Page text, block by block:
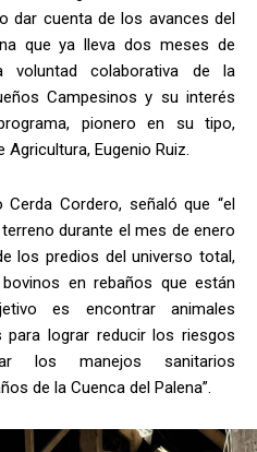
dar cuenta de los avances del
que ya lleva dos meses de
voluntad colaborativa de la
Campesinos y su interés
pionero en su tipo,
Eugenio Ruiz.
Cordero, señaló que “el
durante el mes de enero
los predios del universo total,
en rebaños que están
es encontrar animales
para lograr reducir los riesgos
los manejos sanitarios
de la Cuenca del Palena”.